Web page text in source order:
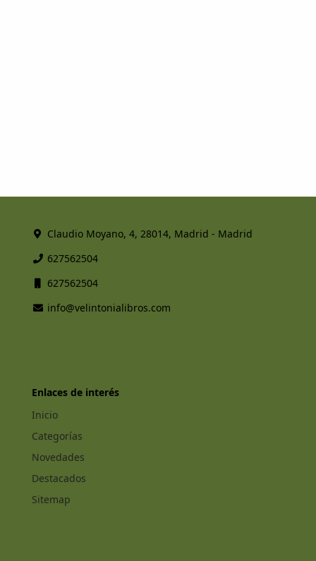
Claudio Moyano, 4, 28014, Madrid - Madrid
627562504
627562504
info@velintonialibros.com
Enlaces de interés
Inicio
Categorías
Novedades
Destacados
Sitemap